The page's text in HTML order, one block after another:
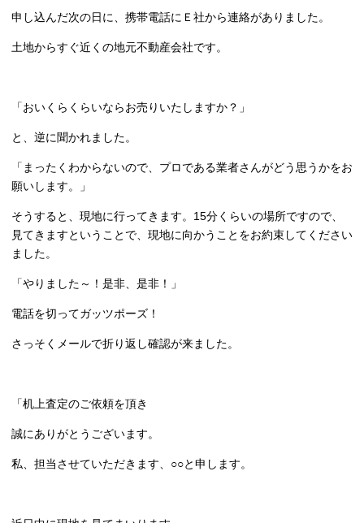
申し込んだ次の日に、携帯電話にＥ社から連絡がありました。
土地からすぐ近くの地元不動産会社です。
「おいくらくらいならお売りいたしますか？」
と、逆に聞かれました。
「まったくわからないので、プロである業者さんがどう思うかをお
願いします。」
そうすると、現地に行ってきます。15分くらいの場所ですので、
見てきますということで、現地に向かうことをお約束してください
ました。
「やりました～！是非、是非！」
電話を切ってガッツポーズ！
さっそくメールで折り返し確認が来ました。
「机上査定のご依頼を頂き
誠にありがとうございます。
私、担当させていただきます、○○と申します。